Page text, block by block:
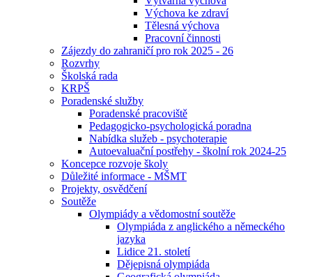
Výchova ke zdraví
Tělesná výchova
Pracovní činnosti
Zájezdy do zahraničí pro rok 2025 - 26
Rozvrhy
Školská rada
KRPŠ
Poradenské služby
Poradenské pracoviště
Pedagogicko-psychologická poradna
Nabídka služeb - psychoterapie
Autoevaluační postřehy - školní rok 2024-25
Koncepce rozvoje školy
Důležité informace - MŠMT
Projekty, osvědčení
Soutěže
Olympiády a vědomostní soutěže
Olympiáda z anglického a německého
jazyka
Lidice 21. století
Dějepisná olympiáda